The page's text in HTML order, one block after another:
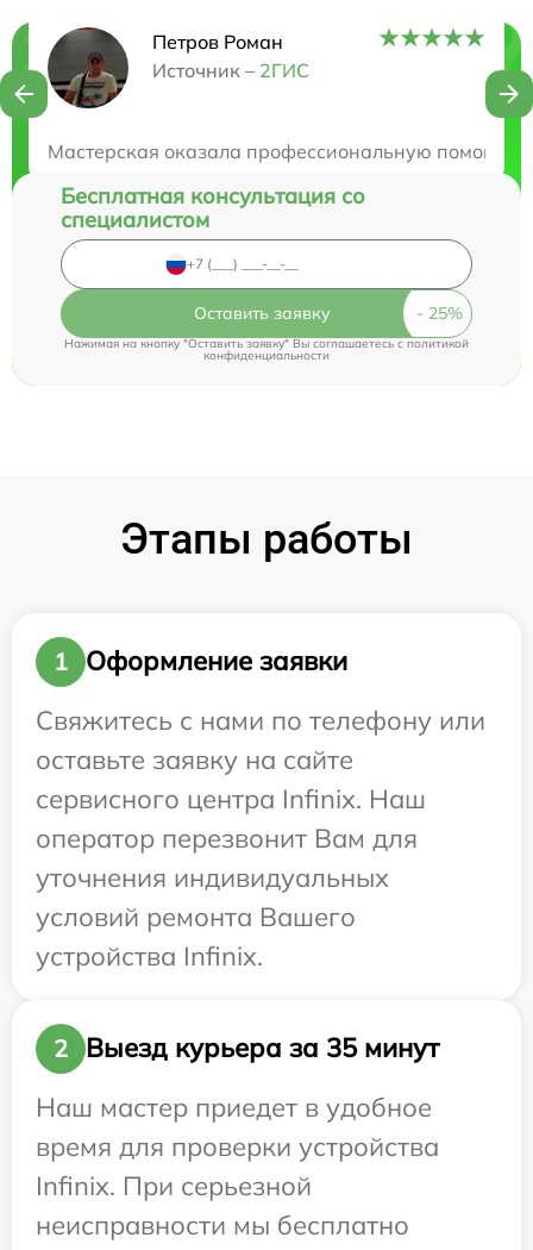
Петров Роман
Источник – 2ГИС
Мастерская оказала профессиональную помощь в
Нужна консультация?
Бесплатная консультация со
специалистом
Оставить заявку
Нажимая на кнопку "Оставить заявку" Вы соглашаетесь cполитикой
конфиденциальности
Этапы работы
1
Оформление заявки
Свяжитесь с нами по телефону или
оставьте заявку на сайте
сервисного центра Infinix. Наш
оператор перезвонит Вам для
уточнения индивидуальных
условий ремонта Вашего
устройства Infinix.
2
Выезд курьера за 35 минут
Наш мастер приедет в удобное
время для проверки устройства
Infinix. При серьезной
неисправности мы бесплатно